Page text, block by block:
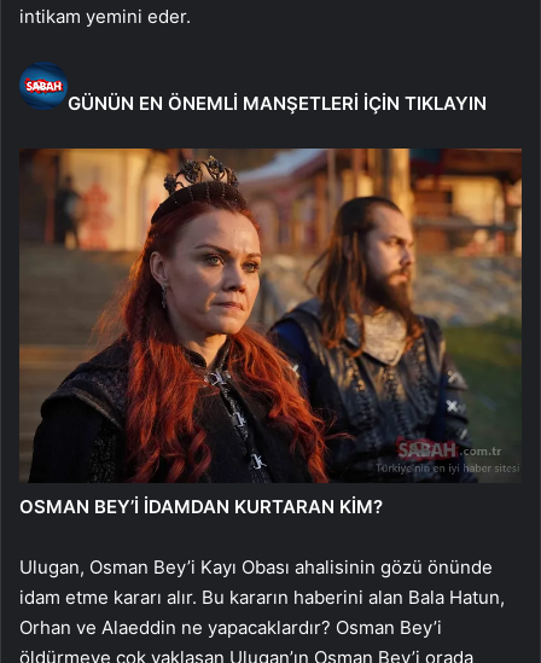
intikam yemini eder.
GÜNÜN EN ÖNEMLİ MANŞETLERİ İÇİN TIKLAYIN
OSMAN BEY’İ İDAMDAN KURTARAN KİM?
Ulugan, Osman Bey’i Kayı Obası ahalisinin gözü önünde
idam etme kararı alır. Bu kararın haberini alan Bala Hatun,
Orhan ve Alaeddin ne yapacaklardır? Osman Bey’i
öldürmeye çok yaklaşan Ulugan’ın Osman Bey’i orada